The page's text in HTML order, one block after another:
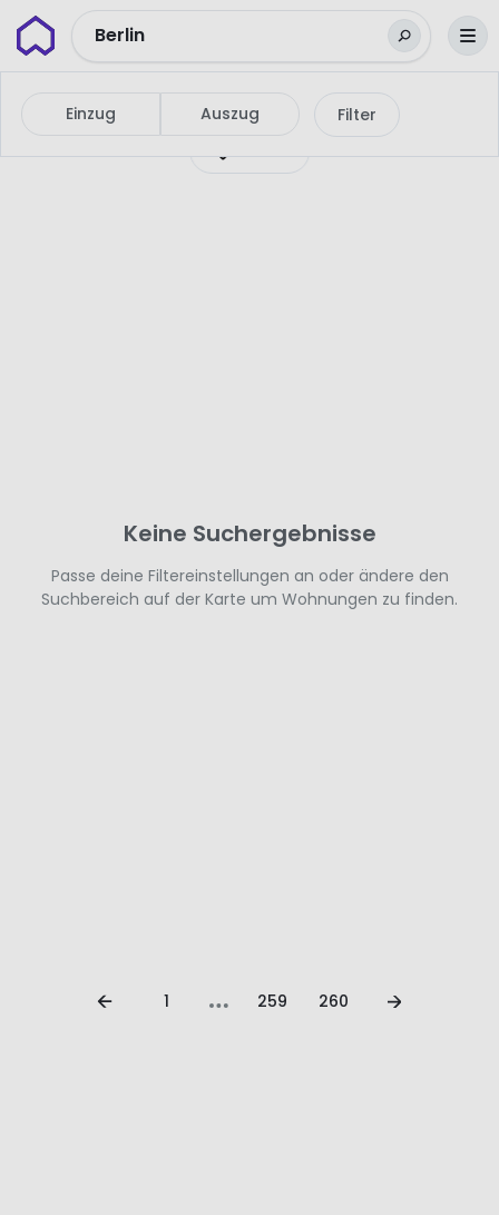
Wunderflats
Berlin
Einzug Auszug
Filter
Karte
Keine Suchergebnisse
Passe deine Filtereinstellungen an oder ändere den
Suchbereich auf der Karte um Wohnungen zu finden.
1 259 260